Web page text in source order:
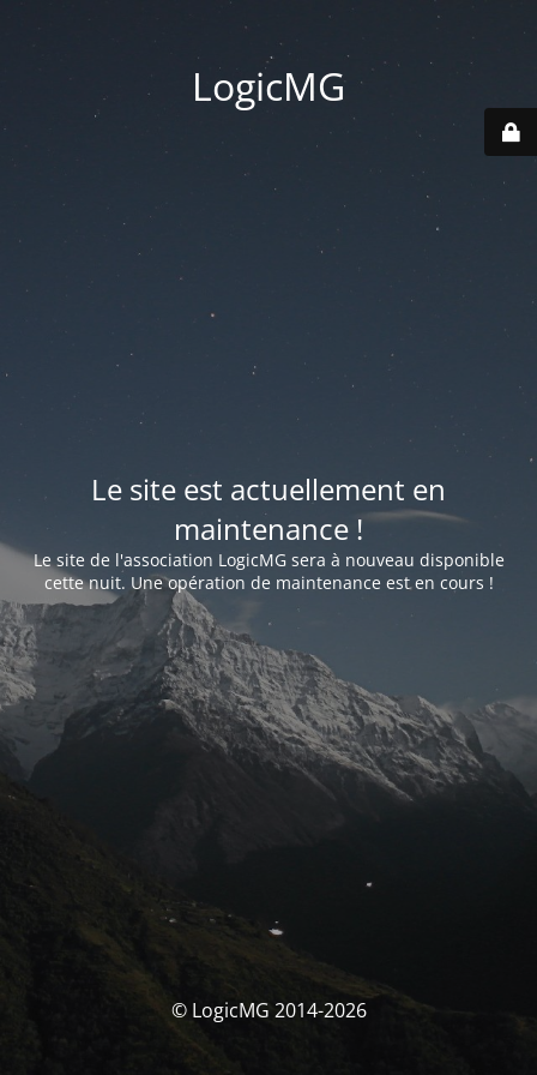
LogicMG
Le site est actuellement en
maintenance !
Le site de l'association LogicMG sera à nouveau disponible
cette nuit. Une opération de maintenance est en cours !
© LogicMG 2014-2026